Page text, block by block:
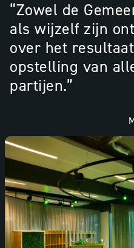
“Zowel de
als wijzelf zijn
over het
opstelling van
partijen.”